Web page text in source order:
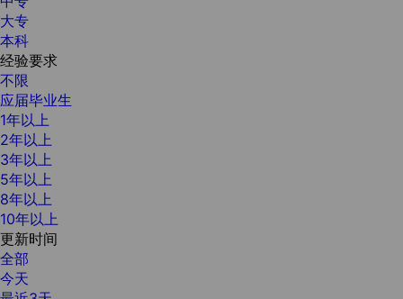
大专
本科
经验要求
不限
应届毕业生
1年以上
2年以上
3年以上
5年以上
8年以上
10年以上
更新时间
全部
今天